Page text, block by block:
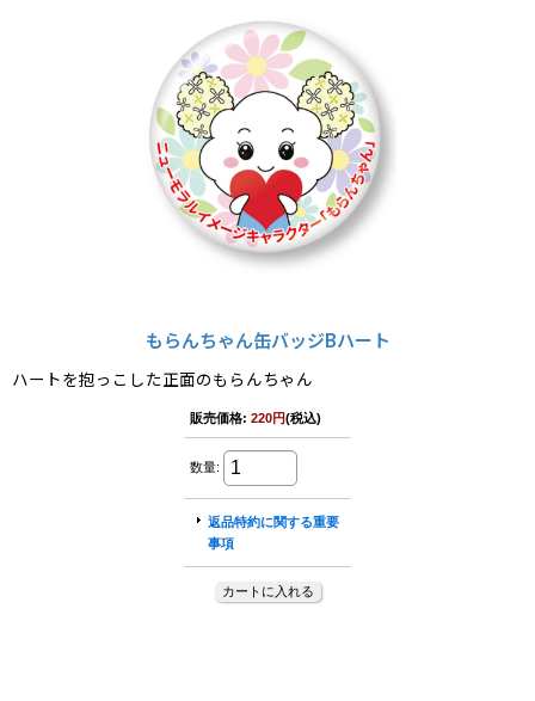
もらんちゃん缶バッジBハート
ハートを抱っこした正面のもらんちゃん